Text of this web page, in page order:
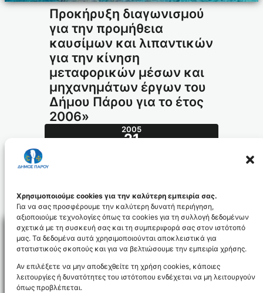
Χρησιμοποιούμε cookies για την καλύτερη εμπειρία σας.
Για να σας προσφέρουμε την καλύτερη δυνατή περιήγηση,
αξιοποιούμε τεχνολογίες όπως τα cookies για τη συλλογή δεδομένων
σχετικά με τη συσκευή σας και τη συμπεριφορά σας στον ιστότοπό
μας. Τα δεδομένα αυτά χρησιμοποιούνται αποκλειστικά για
στατιστικούς σκοπούς και για να βελτιώσουμε την εμπειρία χρήσης.
Αν επιλέξετε να μην αποδεχθείτε τη χρήση cookies, κάποιες
λειτουργίες ή δυνατότητες του ιστότοπου ενδέχεται να μη λειτουργούν
όπως προβλέπεται.
Προκήρυξη διαγωνισμού
για την προμήθεια
καυσίμων και λιπαντικών
για την κίνηση
μεταφορικών μέσων και
μηχανημάτων έργων του
Δήμου Πάρου για το έτος
2006»
2005
21
558.2005_id79